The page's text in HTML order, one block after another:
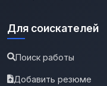
Для соискателей
Поиск работы
Добавить резюме